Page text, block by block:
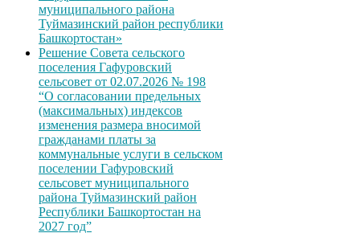
муниципального района
Туймазинский район республики
Башкортостан»
Решение Совета сельского
поселения Гафуровский
сельсовет от 02.07.2026 № 198
“О согласовании предельных
(максимальных) индексов
изменения размера вносимой
гражданами платы за
коммунальные услуги в сельском
поселении Гафуровский
сельсовет муниципального
района Туймазинский район
Республики Башкортостан на
2027 год”